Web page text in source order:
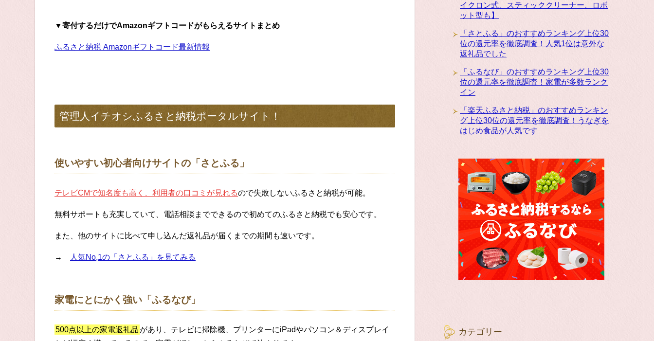
▼寄付するだけでAmazonギフトコードがもらえるサイトまとめ
ふるさと納税 Amazonギフトコード最新情報
管理人イチオシふるさと納税ポータルサイト！
使いやすい初心者向けサイトの「さとふる」
テレビCMで知名度も高く、利用者の口コミが見れるので失敗しないふるさと納税が可能。
無料サポートも充実していて、電話相談までできるので初めてのふるさと納税でも安心です。
また、他のサイトに比べて申し込んだ返礼品が届くまでの期間も速いです。
→ 人気No,1の「さとふる」を見てみる
家電にとにかく強い「ふるなび」
500点以上の家電返礼品 があり、テレビに掃除機、プリンターにiPadやパソコン＆ディスプレイ
イクロン式、スティッククリーナー、ロボ
ット型も】
「さとふる」のおすすめランキング上位30
位の還元率を徹底調査！人気1位は意外な
返礼品でした
「ふるなび」のおすすめランキング上位30
位の還元率を徹底調査！家電が多数ランク
イン
「楽天ふるさと納税」のおすすめランキン
グ上位30位の還元率を徹底調査！うなぎを
はじめ食品が人気です
カテゴリー